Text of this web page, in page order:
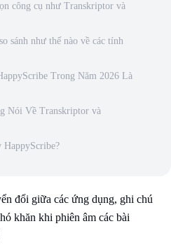
công cụ như Transkriptor và
sánh như thế nào về các tính
Trong Năm 2026 Là
Nói Về Transkriptor và
đổi giữa các ứng dụng, ghi chú
khăn khi phiên âm các bài